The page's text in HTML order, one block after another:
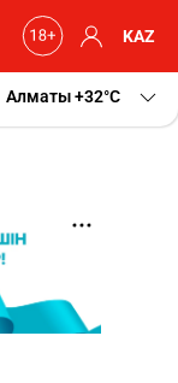
KAZ
Алматы+32 C